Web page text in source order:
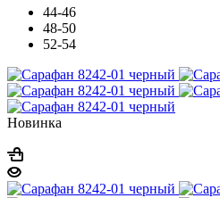
44-46
48-50
52-54
Новинка